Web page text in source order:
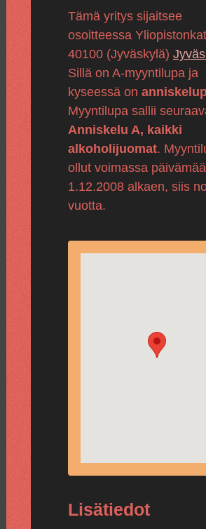
Tämä yritys sijaitsee
osoitteessa
40100 (Jyväskylä)
Sillä on A-myyntilupa ja
kyseessä on
Myyntilupa sallii
Anniskelu A, kaikki
alkoholijuomat.
ollut voimassa
1.12.2008 alkaen, siis
vuotta.
Lisätiedot